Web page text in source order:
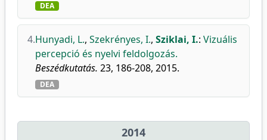
DEA
4.Hunyadi, L., Szekrényes, I., Sziklai, I.: Vizuális
percepció és nyelvi feldolgozás.
Beszédkutatás. 23, 186-208, 2015.
DEA
2014